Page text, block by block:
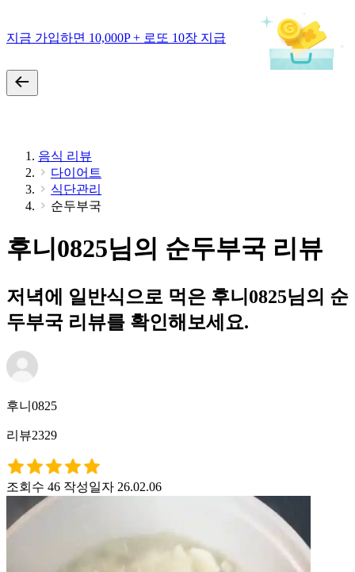
지금 가입하면 10,000P + 로또 10장 지급
음식 리뷰
다이어트
식단관리
순두부국
후니0825님의 순두부국 리뷰
저녁에 일반식으로 먹은 후니0825님의 순
두부국 리뷰를 확인해보세요.
후니0825
리뷰2329
조회수 46 작성일자 26.02.06